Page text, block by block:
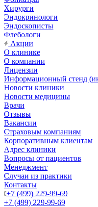
Хирурги
Эндокринологи
Эндоскописты
Флебологи
Акции
О клинике
О компании
Лицензии
Информационный стенд
Новости клиники
Новости медицины
Врачи
Отзывы
Вакансии
Страховым компаниям
Корпоративным клиентам
Адрес клиники
Вопросы от пациентов
Менеджмент
Случаи из практики
Контакты
+7 (499) 229-99-69
+7 (499) 229-99-69